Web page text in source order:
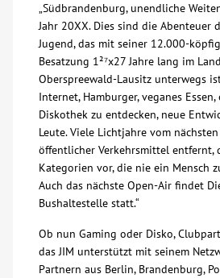
Veranstaltungen
Spenden
Mitmachen
Karriere
Glossar
„Südbrandenburg, unendliche
Jahr 20XX. Dies sind die Abenteuer
Jugend, das mit seiner 12.000-
Besatzung 1²⁷x27 Jahre lang im
Oberspreewald-Lausitz unterwegs
Internet, Hamburger, veganes
Diskothek zu entdecken, neue
Leute. Viele Lichtjahre vom
öffentlicher Verkehrsmittel entfernt,
Kategorien vor, die nie ein Mensch
Auch das nächste Open-Air findet
Bushaltestelle statt.“
Ob nun Gaming oder Disko,
das JIM unterstützt mit seinem
Partnern aus Berlin, Brandenburg,